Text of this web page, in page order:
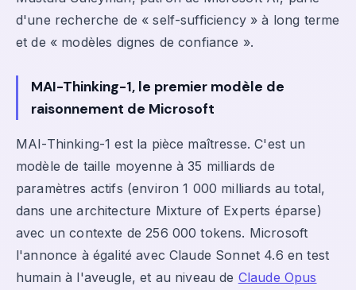
d'une recherche de « self-sufficiency » à long terme
et de « modèles dignes de confiance ».
MAI-Thinking-1, le premier modèle de
raisonnement de Microsoft
MAI-Thinking-1 est la pièce maîtresse. C'est un
modèle de taille moyenne à 35 milliards de
paramètres actifs (environ 1 000 milliards au total,
dans une architecture Mixture of Experts éparse)
avec un contexte de 256 000 tokens. Microsoft
l'annonce à égalité avec Claude Sonnet 4.6 en test
humain à l'aveugle, et au niveau de Claude Opus